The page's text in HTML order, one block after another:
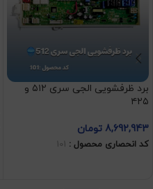
برد ظرفشویی الجی سری ۵۱۲ و
۴۲۵
8,692,943 تومان
کد انحصاری محصول : 101